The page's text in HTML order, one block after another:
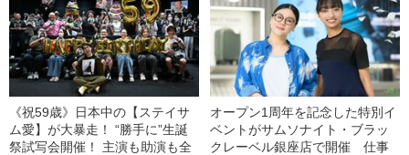
《祝59歳》日本中の【ステイサ
ム愛】が大暴走！ “勝手に”生誕
祭試写会開催！ 主演も助演も全
オープン1周年を記念した特別イ
ベントがサムソナイト・ブラッ
クレーベル銀座店で開催 仕事